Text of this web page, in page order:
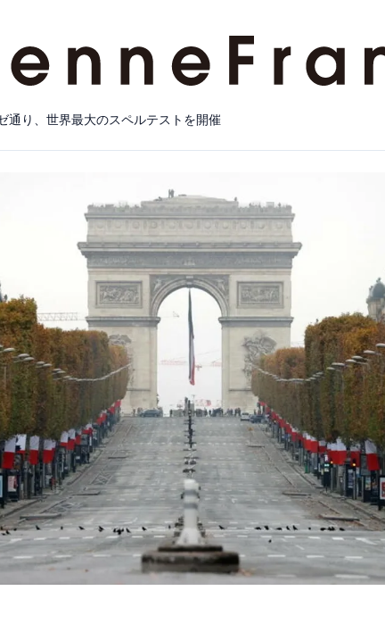
通り、世界最大のスペルテストを開催